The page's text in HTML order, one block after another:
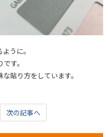
うに。
す。
貼り方をしています。
次の記事へ